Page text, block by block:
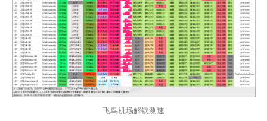
飞鸟机场解锁测速